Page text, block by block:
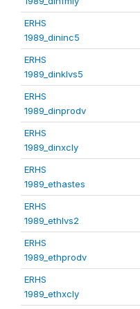
ERHS
1989_dininc5
ERHS
1989_dinklvs5
ERHS
1989_dinprodv
ERHS
1989_dinxcly
ERHS
1989_ethastes
ERHS
1989_ethlvs2
ERHS
1989_ethprodv
ERHS
1989_ethxcly